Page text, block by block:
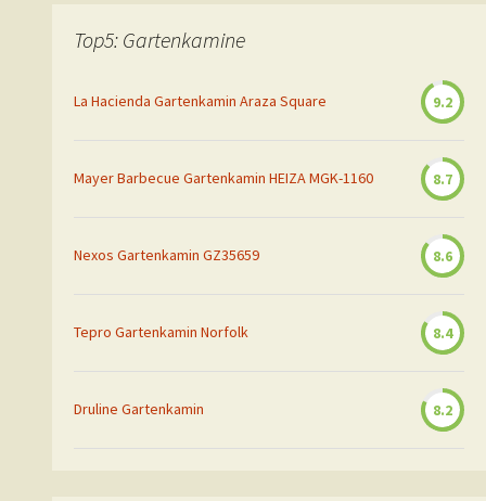
Top5: Gartenkamine
La Hacienda Gartenkamin Araza Square 9.2
Mayer Barbecue Gartenkamin HEIZA MGK-1160 8.7
Nexos Gartenkamin GZ35659 8.6
Tepro Gartenkamin Norfolk 8.4
Druline Gartenkamin 8.2